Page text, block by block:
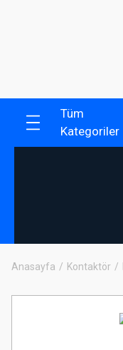
Tüm
Kategoriler
Anasayfa Kontaktör